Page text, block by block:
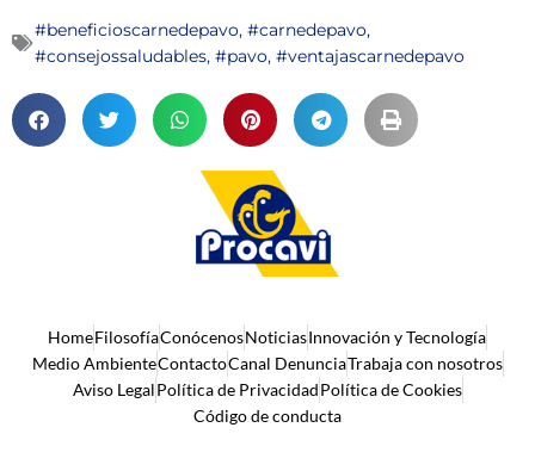
#beneficioscarnedepavo, #carnedepavo,
#consejossaludables, #pavo, #ventajascarnedepavo
HomeFilosofíaConócenosNoticiasInnovación y Tecnología
Medio AmbienteContactoCanal DenunciaTrabaja con nosotros
Aviso LegalPolítica de PrivacidadPolítica de Cookies
Código de conducta